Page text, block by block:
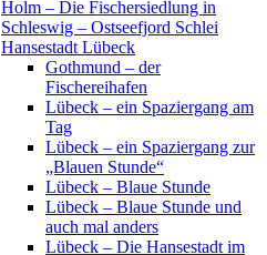
Holm – Die Fischersiedlung in
Schleswig – Ostseefjord Schlei
Hansestadt Lübeck
Gothmund – der
Fischereihafen
Lübeck – ein Spaziergang am
Tag
Lübeck – ein Spaziergang zur
„Blauen Stunde“
Lübeck – Blaue Stunde
Lübeck – Blaue Stunde und
auch mal anders
Lübeck – Die Hansestadt im